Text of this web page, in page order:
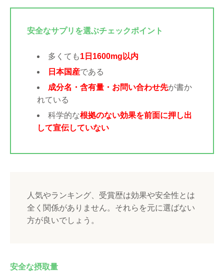
安全なサプリを選ぶチェックポイント
多くても1日1600mg以内
日本国産である
成分名・含有量・お問い合わせ先が書か
れている
科学的な根拠のない効果を前面に押し出
して宣伝していない
人気やランキング、受賞歴は効果や安全性とは
全く関係がありません。それらを元に選ばない
方が良いでしょう。
安全な摂取量